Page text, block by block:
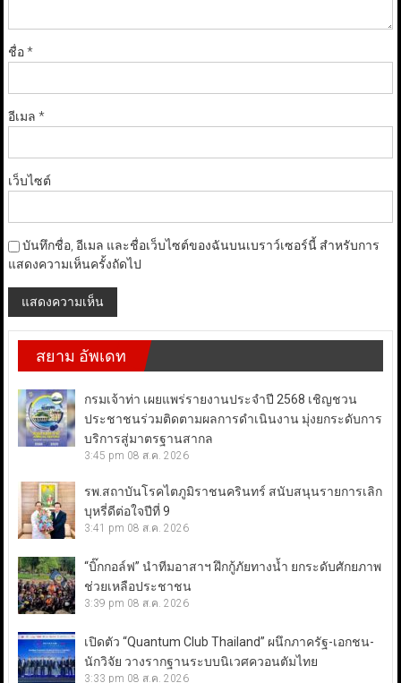
ชื่อ*
อีเมล *
เว็บไซต์
บันทึกชื่อ, อีเมล และชื่อเว็บไซต์ของฉันบนเบราว์เซอร์นี้ สำหรับการ
แสดงความเห็นครั้งถัดไป
สยาม อัพเดท
กรมเจ้าท่า เผยแพร่รายงานประจำปี 2568 เชิญชวน
ประชาชนร่วมติดตามผลการดำเนินงาน มุ่งยกระดับการ
บริการสู่มาตรฐานสากล
3:45 pm 08 ส.ค. 2026
รพ.สถาบันโรคไตภูมิราชนครินทร์ สนับสนุนรายการเลิก
บุหรี่ดีต่อใจปีที่ 9
3:41 pm 08 ส.ค. 2026
“บิ๊กกอล์ฟ” นำทีมอาสาฯ ฝึกกู้ภัยทางน้ำ ยกระดับศักยภาพ
ช่วยเหลือประชาชน
3:39 pm 08 ส.ค. 2026
เปิดตัว “Quantum Club Thailand” ผนึกภาครัฐ-เอกชน-
นักวิจัย วางรากฐานระบบนิเวศควอนตัมไทย
3:33 pm 08 ส.ค. 2026